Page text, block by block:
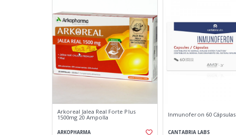
Arkoreal Jalea Real Forte Plus
1500mg 20 Ampolla
ARKOPHARMA
Inmunoferon 60 Cápsulas
CANTABRIA LABS